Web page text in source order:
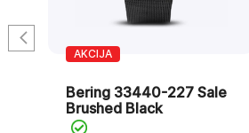
AKCIJA
Bering 33440-227 Sale
Brushed Black